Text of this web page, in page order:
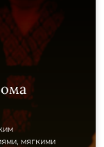
мягкими